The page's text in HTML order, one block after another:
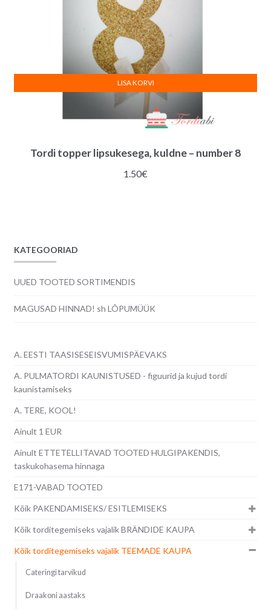
Tordi topper lipsukesega, kuldne – number 8
1.50€
LISA KORVI
KATEGOORIAD
UUED TOOTED SORTIMENDIS
MAGUSAD HINNAD! sh LÕPUMÜÜK
A. EESTI TAASISESEISVUMISPÄEVAKS
A. PULMATORDI KAUNISTUSED - figuurid ja kujud tordi
kaunistamiseks
A. TERE, KOOL!
Ainult 1 EUR
Ainult ETTETELLITAVAD TOOTED HULGIPAKENDIS,
taskukohasema hinnaga
E171-VABAD TOOTED
Kõik PAKENDAMISEKS/ ESITLEMISEKS
Kõik torditegemiseks vajalik BRÄNDIDE KAUPA
Kõik torditegemiseks vajalik TEEMADE KAUPA
Cateringi tarvikud
Draakoni aastaks